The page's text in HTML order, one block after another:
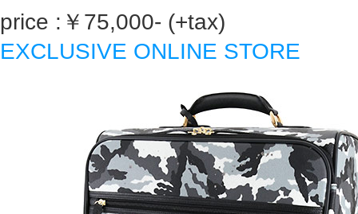
price :￥75,000- (+tax)
EXCLUSIVE ONLINE STORE